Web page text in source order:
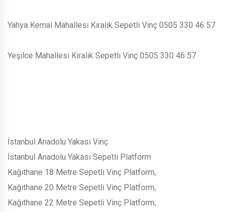
Yahya Kemal Mahallesi Kiralık Sepetli Vinç 0505 330 46 57
Yeşilce Mahallesi Kiralık Sepetli Vinç 0505 330 46 57
İstanbul Anadolu Yakası Vinç
İstanbul Anadolu Yakası Sepetli Platform
Kağıthane 18 Metre Sepetli Vinç Platform,
Kağıthane 20 Metre Sepetli Vinç Platform,
Kağıthane 22 Metre Sepetli Vinç Platform,